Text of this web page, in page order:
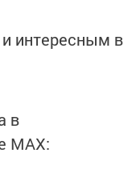
интересным в
в
MАХ: